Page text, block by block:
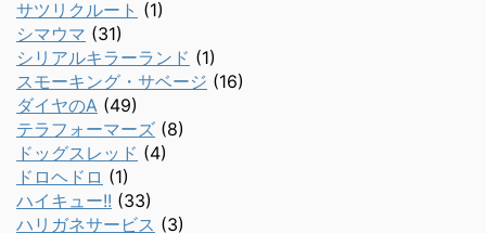
サツリクルート (1)
シマウマ (31)
シリアルキラーランド (1)
スモーキング・サベージ (16)
ダイヤのA (49)
テラフォーマーズ (8)
ドッグスレッド (4)
ドロヘドロ (1)
ハイキュー!! (33)
ハリガネサービス (3)